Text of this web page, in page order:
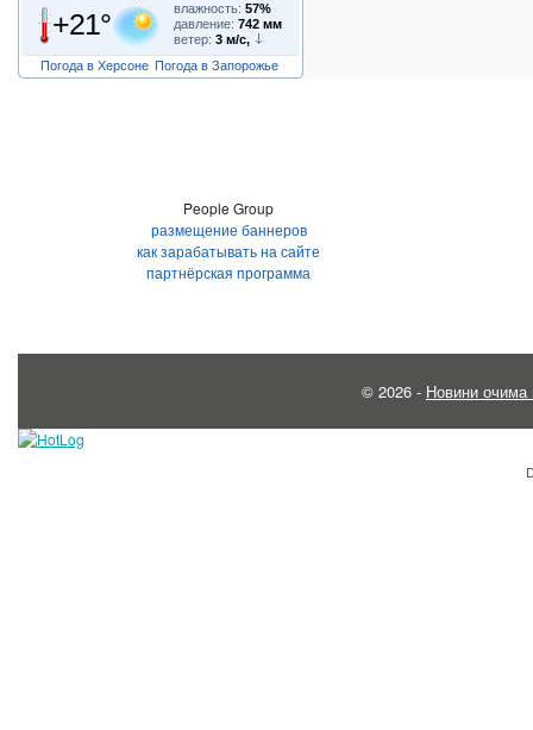
+21° влажность: 57%
давление: 742 мм
ветер: 3 м/с,
Погода в Херсоне Погода в Запорожье
People Group
размещение баннеров
как зарабатывать на сайте
партнёрская программа
© 2026 - Новини очима